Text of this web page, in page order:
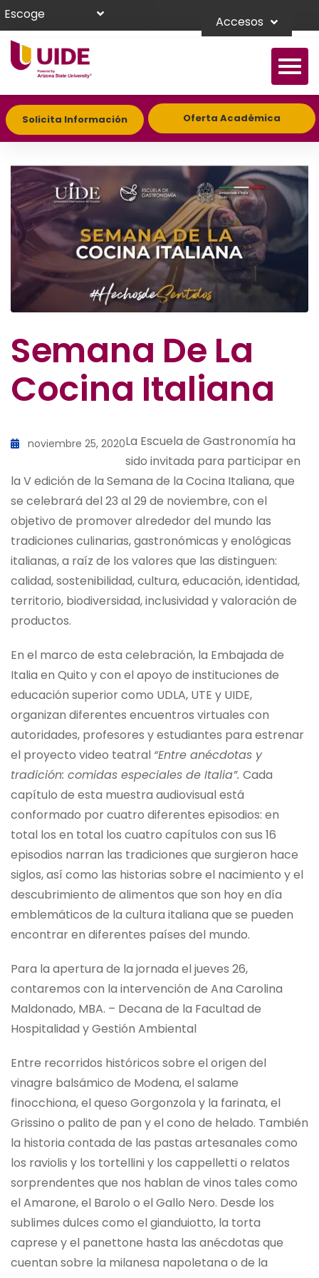
Escoge Accesos
Solicita Información Oferta Académica
Semana De La
Cocina Italiana
noviembre 25, 2020La Escuela de Gastronomía ha
sido invitada para participar en
la V edición de la Semana de la Cocina Italiana, que
se celebrará del 23 al 29 de noviembre, con el
objetivo de promover alrededor del mundo las
tradiciones culinarias, gastronómicas y enológicas
italianas, a raíz de los valores que las distinguen:
calidad, sostenibilidad, cultura, educación, identidad,
territorio, biodiversidad, inclusividad y valoración de
productos.
En el marco de esta celebración, la Embajada de
Italia en Quito y con el apoyo de instituciones de
educación superior como UDLA, UTE y UIDE,
organizan diferentes encuentros virtuales con
autoridades, profesores y estudiantes para estrenar
el proyecto video teatral “Entre anécdotas y
tradición: comidas especiales de Italia”. Cada
capítulo de esta muestra audiovisual está
conformado por cuatro diferentes episodios: en
total los en total los cuatro capítulos con sus 16
episodios narran las tradiciones que surgieron hace
siglos, así como las historias sobre el nacimiento y el
descubrimiento de alimentos que son hoy en día
emblemáticos de la cultura italiana que se pueden
encontrar en diferentes países del mundo.
Para la apertura de la jornada el jueves 26,
contaremos con la intervención de Ana Carolina
Maldonado, MBA. – Decana de la Facultad de
Hospitalidad y Gestión Ambiental
Entre recorridos históricos sobre el origen del
vinagre balsámico de Modena, el salame
finocchiona, el queso Gorgonzola y la farinata, el
Grissino o palito de pan y el cono de helado. También
la historia contada de las pastas artesanales como
los raviolis y los tortellini y los cappelletti o relatos
sorprendentes que nos hablan de vinos tales como
el Amarone, el Barolo o el Gallo Nero. Desde los
sublimes dulces como el gianduiotto, la torta
caprese y el panettone hasta las anécdotas que
cuentan sobre la milanesa napoletana o de la